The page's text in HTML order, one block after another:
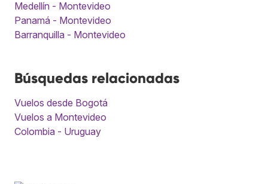
Medellín - Montevideo
Panamá - Montevideo
Barranquilla - Montevideo
Búsquedas relacionadas
Vuelos desde Bogotá
Vuelos a Montevideo
Colombia - Uruguay